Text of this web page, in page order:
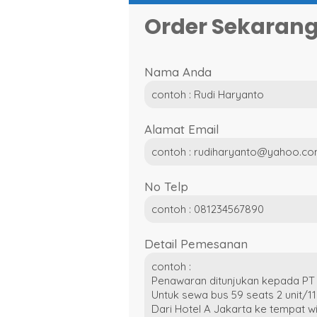
Order
Nama Anda
Alamat Email
No Telp
Detail Pemesanan